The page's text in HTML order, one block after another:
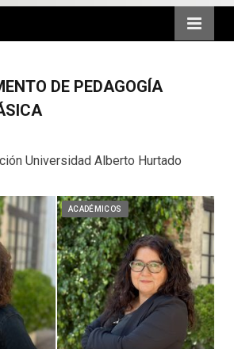
DE PEDAGOGÍA
Universidad Alberto Hurtado
ACADÉMICOS